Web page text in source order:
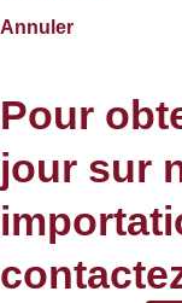
Annuler
Pour
jour sur